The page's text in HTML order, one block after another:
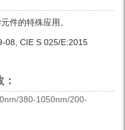
件的特殊应用。
08, CIE S 025/E:2015
380-1050nm/200-